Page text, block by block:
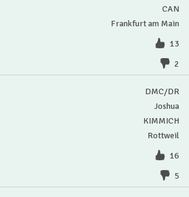
CAN
Frankfurt am Main
13
2
DMC/DR
Joshua
KIMMICH
Rottweil
16
5